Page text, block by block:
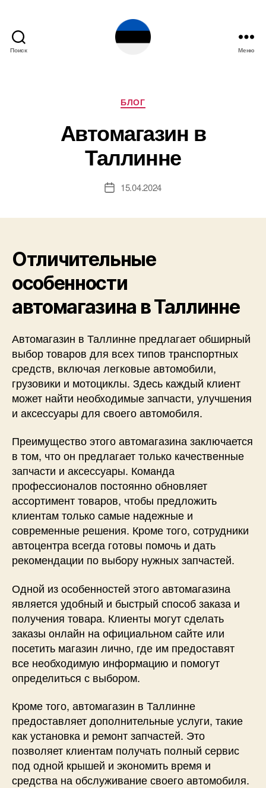
Поиск Меню
Рубрики
БЛОГ
Автомагазин в
Таллинне
Дата15.04.2024
Отличительные
особенности
автомагазина в Таллинне
Автомагазин в Таллинне предлагает обширный
выбор товаров для всех типов транспортных
средств, включая легковые автомобили,
грузовики и мотоциклы. Здесь каждый клиент
может найти необходимые запчасти, улучшения
и аксессуары для своего автомобиля.
Преимущество этого автомагазина заключается
в том, что он предлагает только качественные
запчасти и аксессуары. Команда
профессионалов постоянно обновляет
ассортимент товаров, чтобы предложить
клиентам только самые надежные и
современные решения. Кроме того, сотрудники
автоцентра всегда готовы помочь и дать
рекомендации по выбору нужных запчастей.
Одной из особенностей этого автомагазина
является удобный и быстрый способ заказа и
получения товара. Клиенты могут сделать
заказы онлайн на официальном сайте или
посетить магазин лично, где им предоставят
все необходимую информацию и помогут
определиться с выбором.
Кроме того, автомагазин в Таллинне
предоставляет дополнительные услуги, такие
как установка и ремонт запчастей. Это
позволяет клиентам получать полный сервис
под одной крышей и экономить время и
средства на обслуживание своего автомобиля.